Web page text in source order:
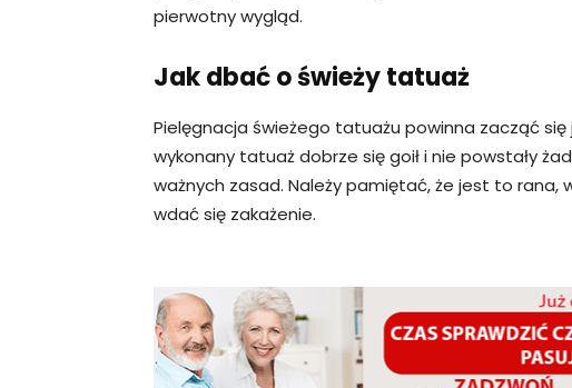
pierwotny wygląd.
Jak dbać o świeży tatuaż
Pielęgnacja świeżego tatuażu powinna zacząć
wykonany tatuaż dobrze się goił i nie powstały
ważnych zasad. Należy pamiętać, że jest to
wdać się zakażenie.